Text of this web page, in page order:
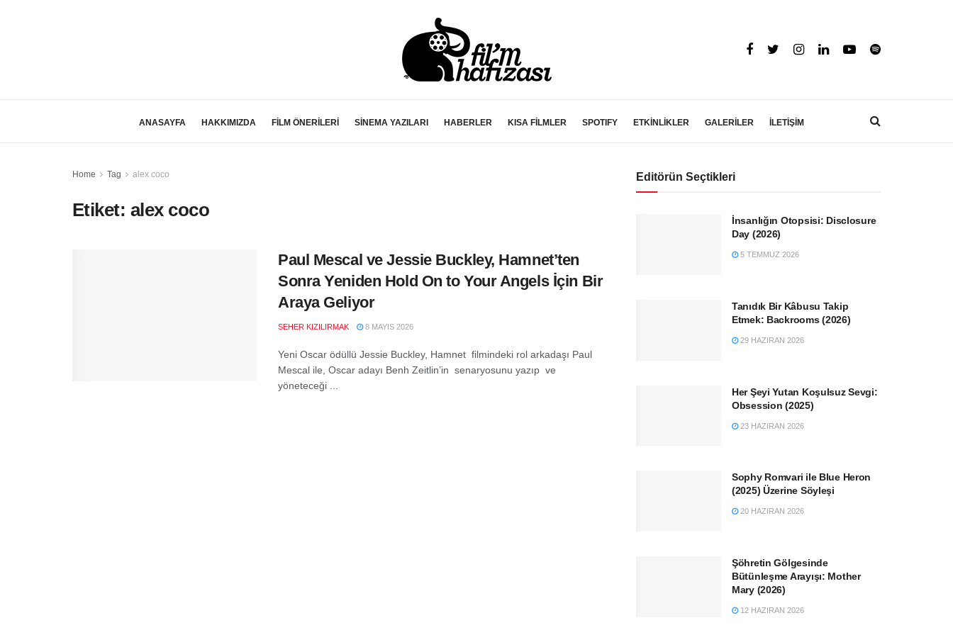
ANASAYFA HAKKIMIZDA FİLM ÖNERİLERİ SİNEMA YAZILARI HABERLER KISA FİLMLER SPOTIFY ETKİNLİKLER GALERİLER İLETİŞİM
Home Tag alex coco
Etiket: alex coco
Paul Mescal ve Jessie Buckley, Hamnet’ten
Sonra Yeniden Hold On to Your Angels İçin Bir
Araya Geliyor
SEHER KIZILIRMAK 8 MAYIS 2026
Yeni Oscar ödüllü Jessie Buckley, Hamnet filmindeki rol arkadaşı Paul
Mescal ile, Oscar adayı Benh Zeitlin’in senaryosunu yazıp ve
yöneteceği ...
Editörün Seçtikleri
İnsanlığın Otopsisi: Disclosure
Day (2026)
5 TEMMUZ 2026
Tanıdık Bir Kâbusu Takip
Etmek: Backrooms (2026)
29 HAZIRAN 2026
Her Şeyi Yutan Koşulsuz Sevgi:
Obsession (2025)
23 HAZIRAN 2026
Sophy Romvari ile Blue Heron
(2025) Üzerine Söyleşi
20 HAZIRAN 2026
Şöhretin Gölgesinde
Bütünleşme Arayışı: Mother
Mary (2026)
12 HAZIRAN 2026